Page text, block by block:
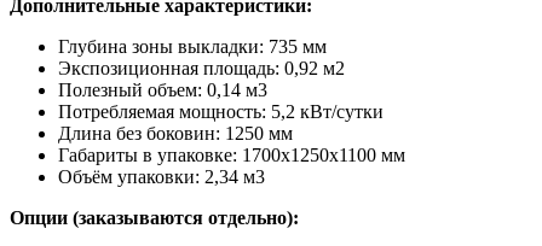
Дополнительные характеристики:
Глубина зоны выкладки: 735 мм
Экспозиционная площадь: 0,92 м2
Полезный объем: 0,14 м3
Потребляемая мощность: 5,2 кВт/сутки
Длина без боковин: 1250 мм
Габариты в упаковке: 1700х1250х1100 мм
Объём упаковки: 2,34 м3
Опции (заказываются отдельно):